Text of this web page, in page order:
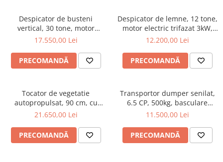
Trolii forestiere
Prelucrarea solului
Accesorii utilaje
Accesorii excavatoare
Grape
Lame nivelare pamant tractor
Pluguri de zapada
Despicator de busteni
vertical, 30 tone, motor
electric trifazat/ priza tractor
17.550,00 Lei
PRECOMANDĂ
Despicator de lemne, 12 tone,
motor electric trifazat 3kW,
Ceccato Olindo SPLE12T
12.200,00 Lei
PRECOMANDĂ
Tocator de vegetatie
autopropulsat, 90 cm, cu
motor pe benzina, 15 CP,
21.650,00 Lei
PRECOMANDĂ
Transportor dumper senilat,
6.5 CP, 500kg, basculare
mecanica, Graecus D500
11.500,00 Lei
PRECOMANDĂ